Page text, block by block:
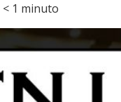
< 1 minuto